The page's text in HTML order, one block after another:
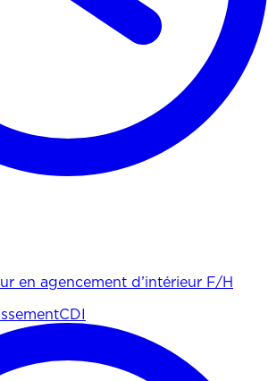
en agencement d’intérieur F/H
CDI